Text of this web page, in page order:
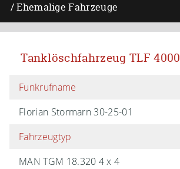
Ehemalige Fahrzeuge
Tanklöschfahrzeug TLF 4000
Funkrufname
Florian Stormarn 30-25-01
Fahrzeugtyp
MAN TGM 18.320 4 x 4